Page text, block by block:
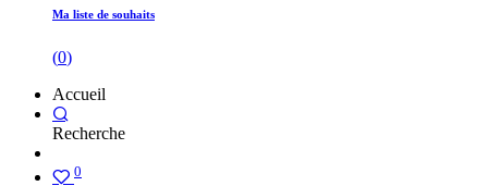
Ma liste de souhaits
(0)
Accueil
Recherche
0